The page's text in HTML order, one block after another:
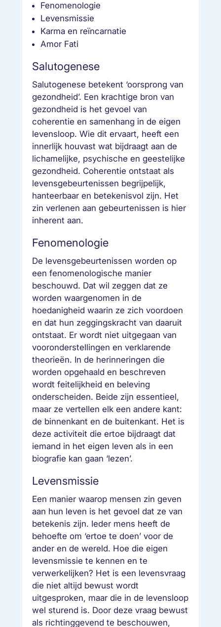
Fenomenologie
Levensmissie
Karma en reïncarnatie
Amor Fati
Salutogenese
Salutogenese betekent ‘oorsprong van
gezondheid’. Een krachtige bron van
gezondheid is het gevoel van
coherentie en samenhang in de eigen
levensloop. Wie dit ervaart, heeft een
innerlijk houvast wat bijdraagt aan de
lichamelijke, psychische en geestelijke
gezondheid. Coherentie ontstaat als
levensgebeurtenissen begrijpelijk,
hanteerbaar en betekenisvol zijn. Het
zin verlenen aan gebeurtenissen is hier
inherent aan.
Fenomenologie
De levensgebeurtenissen worden op
een fenomenologische manier
beschouwd. Dat wil zeggen dat ze
worden waargenomen in de
hoedanigheid waarin ze zich voordoen
en dat hun zeggingskracht van daaruit
ontstaat. Er wordt niet uitgegaan van
vooronderstellingen en verklarende
theorieën. In de herinneringen die
worden opgehaald en beschreven
wordt feitelijkheid en beleving
onderscheiden. Beide zijn essentieel,
maar ze vertellen elk een andere kant:
de binnenkant en de buitenkant. Het is
deze activiteit die ertoe bijdraagt dat
iemand in het eigen leven als in een
biografie kan gaan ‘lezen’.
Levensmissie
Een manier waarop mensen zin geven
aan hun leven is het gevoel dat ze van
betekenis zijn. Ieder mens heeft de
behoefte om ‘ertoe te doen’ voor de
ander en de wereld. Hoe die eigen
levensmissie te kennen en te
verwerkelijken? Het is een levensvraag
die niet altijd bewust wordt
uitgesproken, maar die in de levensloop
wel sturend is. Door deze vraag bewust
als richtinggevend te beschouwen,